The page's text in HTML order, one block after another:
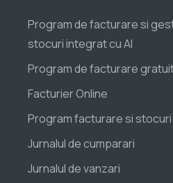
Program de facturare si
stocuri integrat cu AI
Program de facturare
Facturier Online
Program facturare si
Jurnalul de cumparari
Jurnalul de vanzari